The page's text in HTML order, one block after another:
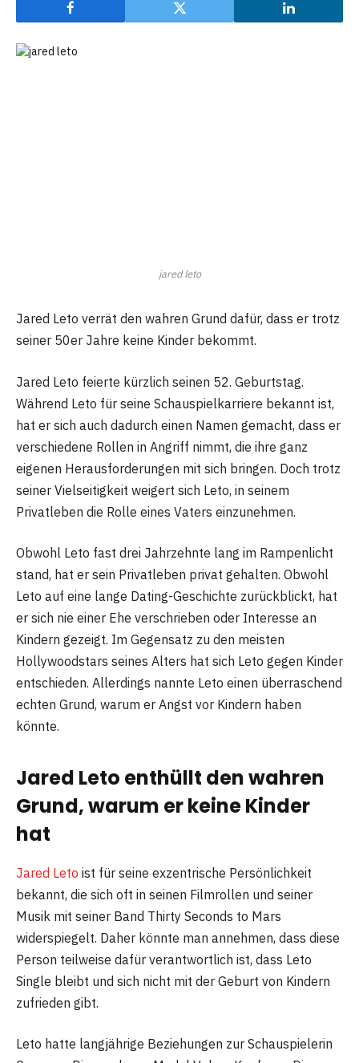
jared leto
Jared Leto verrät den wahren Grund dafür, dass er trotz
seiner 50er Jahre keine Kinder bekommt.
Jared Leto feierte kürzlich seinen 52. Geburtstag.
Während Leto für seine Schauspielkarriere bekannt ist,
hat er sich auch dadurch einen Namen gemacht, dass er
verschiedene Rollen in Angriff nimmt, die ihre ganz
eigenen Herausforderungen mit sich bringen. Doch trotz
seiner Vielseitigkeit weigert sich Leto, in seinem
Privatleben die Rolle eines Vaters einzunehmen.
Obwohl Leto fast drei Jahrzehnte lang im Rampenlicht
stand, hat er sein Privatleben privat gehalten. Obwohl
Leto auf eine lange Dating-Geschichte zurückblickt, hat
er sich nie einer Ehe verschrieben oder Interesse an
Kindern gezeigt. Im Gegensatz zu den meisten
Hollywoodstars seines Alters hat sich Leto gegen Kinder
entschieden. Allerdings nannte Leto einen überraschend
echten Grund, warum er Angst vor Kindern haben
könnte.
Jared Leto enthüllt den wahren
Grund, warum er keine Kinder
hat
Jared Leto ist für seine exzentrische Persönlichkeit
bekannt, die sich oft in seinen Filmrollen und seiner
Musik mit seiner Band Thirty Seconds to Mars
widerspiegelt. Daher könnte man annehmen, dass diese
Person teilweise dafür verantwortlich ist, dass Leto
Single bleibt und sich nicht mit der Geburt von Kindern
zufrieden gibt.
Leto hatte langjährige Beziehungen zur Schauspielerin